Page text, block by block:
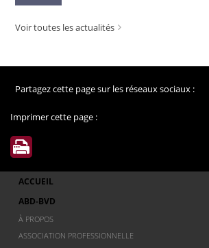
Voir toutes les actualités
Partagez cette page sur les réseaux sociaux :
Imprimer cette page :
ACCUEIL
ABD-BVD
À PROPOS
ASSOCIATION PROFESSIONNELLE